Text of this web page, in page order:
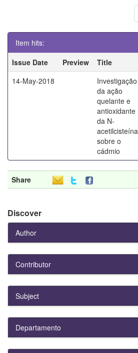
Item hits:
Issue Date
Preview Title
14-May-2018
Investigação
da ação
quelante e
antioxidante
da N-
acetilcisteína
sobre o
cádmio
Share
Discover
Author
Contributor
Subject
Departamento